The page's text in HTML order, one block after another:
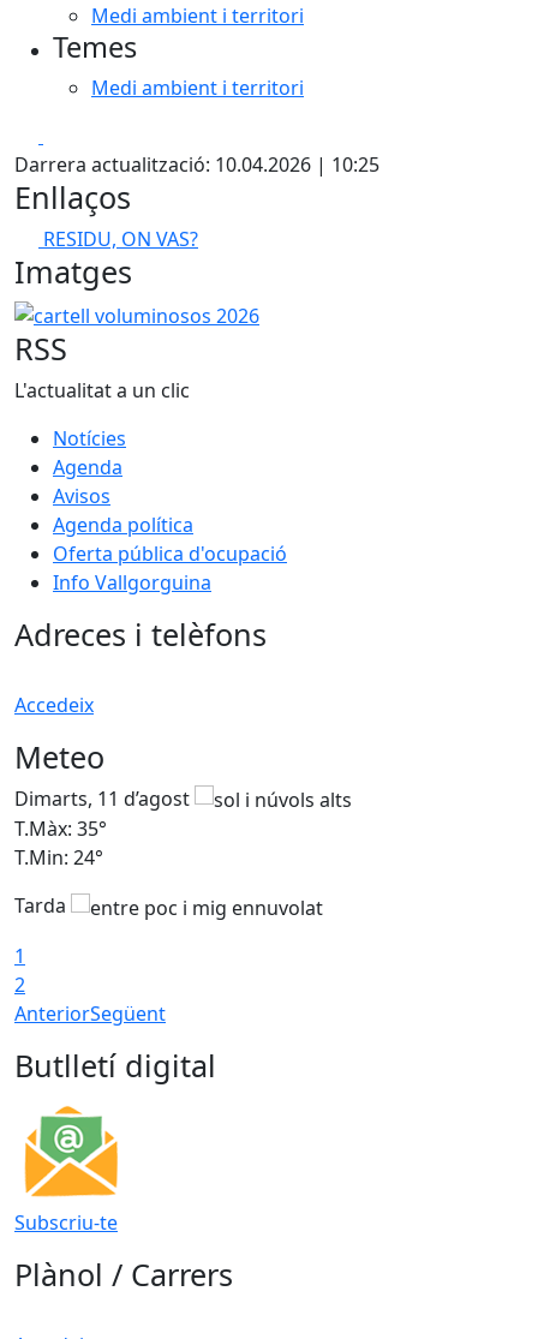
Medi ambient i territori
Temes
Medi ambient i territori
Darrera actualització: 10.04.2026 | 10:25
Enllaços
RESIDU, ON VAS?
Imatges
cartell voluminosos 2026
RSS
L'actualitat a un clic
Notícies
Agenda
Avisos
Agenda política
Oferta pública d'ocupació
Info Vallgorguina
Adreces i telèfons
Accedeix
Meteo
Dimarts, 11 d’agost
T.Màx: 35°
T.Min: 24°
Tarda
1
2
AnteriorSegüent
Butlletí digital
Subscriu-te
Plànol / Carrers